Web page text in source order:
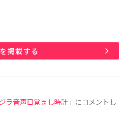
掲載する
ラ音声目覚まし時計」にコメントし